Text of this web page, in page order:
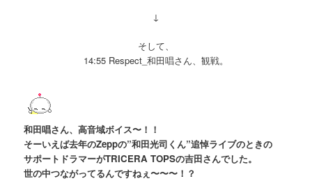
↓
そして、
14:55 Respect_和田唱さん、観戦。
和田唱さん、高音域ボイス〜！！
そーいえば去年のZeppの”和田光司くん”追悼ライブのときの
サポートドラマーがTRICERA TOPSの吉田さんでした。
世の中つながってるんですねぇ〜〜〜！？